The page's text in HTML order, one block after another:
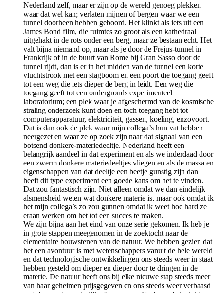
Nederland zelf, maar er zijn op de wereld genoeg plekken
waar dat wel kan; verlaten mijnen of bergen waar we een
tunnel doorheen hebben geboord. Het klinkt als iets uit een
James Bond film, die ruimtes zo groot als een kathedraal
uitgehakt in de rots onder een berg, maar ze bestaan echt. Het
valt bijna niemand op, maar als je door de Frejus-tunnel in
Frankrijk of in de buurt van Rome bij Gran Sasso door de
tunnel rijdt, dan is er in het midden van de tunnel een korte
vluchtstrook met een slagboom en een poort die toegang geeft
tot een weg die iets dieper de berg in leidt. Een weg die
toegang geeft tot een ondergronds experimenteel
laboratorium; een plek waar je afgeschermd van de kosmische
straling onderzoek kunt doen en toch toegang hebt tot
computerapparatuur, elektriciteit, gassen, koeling, enzovoort.
Dat is dan ook de plek waar mijn collega’s hun vat hebben
neergezet en waar ze op zoek zijn naar dat signaal van een
botsend donkere-materiedeeltje. Nederland heeft een
belangrijk aandeel in dat experiment en als we inderdaad door
een zwerm donkere materiedeeltjes vliegen en als de massa en
eigenschappen van dat deeltje een beetje gunstig zijn dan
heeft dit type experiment een goede kans om het te vinden.
Dat zou fantastisch zijn. Niet alleen omdat we dan eindelijk
alsmensheid weten wat donkere materie is, maar ook omdat ik
het mijn collega’s zo zou gunnen omdat ik weet hoe hard ze
eraan werken om het tot een succes te maken.
We zijn bijna aan het eind van onze serie gekomen. Ik heb je
in grote stappen meegenomen in de zoektocht naar de
elementaire bouwstenen van de natuur. We hebben gezien dat
het een avontuur is met wetenschappers vanuit de hele wereld
en dat technologische ontwikkelingen ons steeds weer in staat
hebben gesteld om dieper en dieper door te dringen in de
materie. De natuur heeft ons bij elke nieuwe stap steeds meer
van haar geheimen prijsgegeven en ons steeds weer verbaasd